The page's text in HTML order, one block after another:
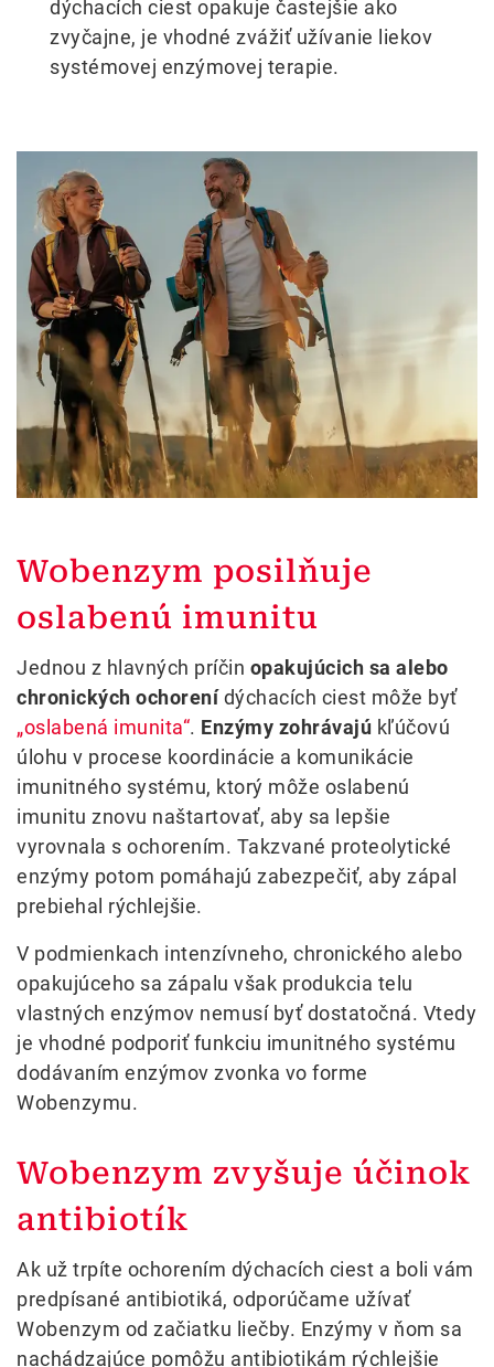
dýchacích ciest opakuje častejšie ako
zvyčajne, je vhodné zvážiť užívanie liekov
systémovej enzýmovej terapie.
Wobenzym posilňuje
oslabenú imunitu
Jednou z hlavných príčin opakujúcich sa alebo
chronických ochorenídýchacích ciest môže byť
„oslabená imunita“. Enzýmy zohrávajú kľúčovú
úlohu v procese koordinácie a komunikácie
imunitného systému, ktorý môže oslabenú
imunitu znovu naštartovať, aby sa lepšie
vyrovnala s ochorením. Takzvané proteolytické
enzýmy potom pomáhajú zabezpečiť, aby zápal
prebiehal rýchlejšie.
V podmienkach intenzívneho, chronického alebo
opakujúceho sa zápalu však produkcia telu
vlastných enzýmov nemusí byť dostatočná. Vtedy
je vhodné podporiť funkciu imunitného systému
dodávaním enzýmov zvonka vo forme
Wobenzymu.
Wobenzym zvyšuje účinok
antibiotík
Ak už trpíte ochorením dýchacích ciest a boli vám
predpísané antibiotiká, odporúčame užívať
Wobenzym od začiatku liečby. Enzýmy v ňom sa
nachádzajúce pomôžu antibiotikám rýchlejšie